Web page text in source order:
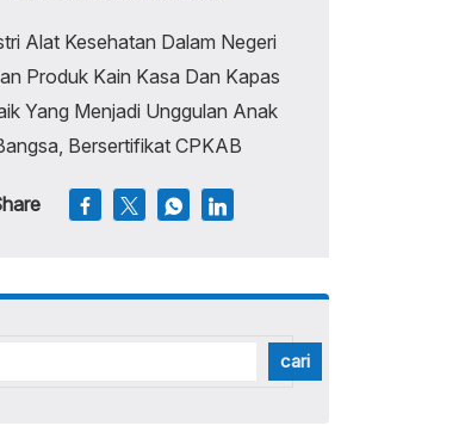
Alat Kesehatan Dalam Negeri
Produk Kain Kasa Dan Kapas
Yang Menjadi Unggulan Anak
Bersertifikat CPKAB
cari